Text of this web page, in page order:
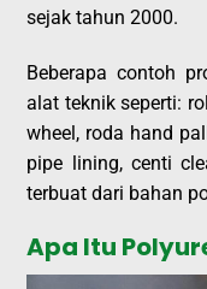
sejak tahun 2000.
Beberapa contoh
alat teknik seperti:
wheel, roda hand
pipe lining, centi
terbuat dari bahan
Apa Itu